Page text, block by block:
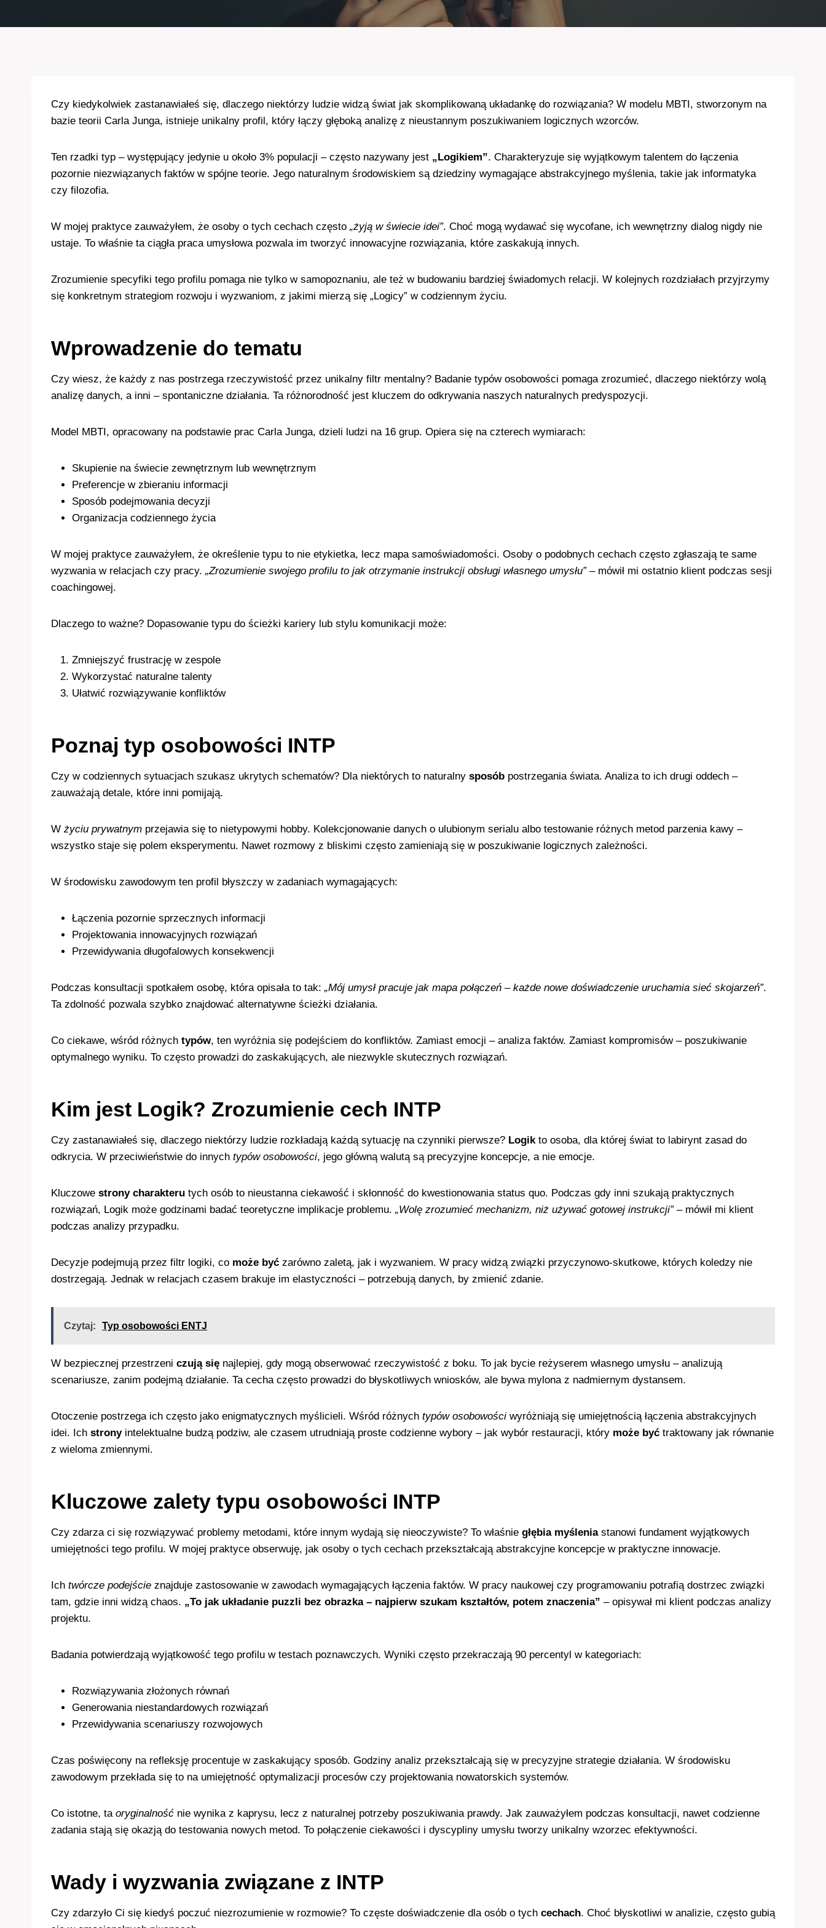
Czy kiedykolwiek zastanawiałeś się, dlaczego niektórzy ludzie widzą świat jak skomplikowaną układankę do rozwiązania? W modelu MBTI, stworzonym na
bazie teorii Carla Junga, istnieje unikalny profil, który łączy głęboką analizę z nieustannym poszukiwaniem logicznych wzorców.
Ten rzadki typ – występujący jedynie u około 3% populacji – często nazywany jest „Logikiem”. Charakteryzuje się wyjątkowym talentem do łączenia
pozornie niezwiązanych faktów w spójne teorie. Jego naturalnym środowiskiem są dziedziny wymagające abstrakcyjnego myślenia, takie jak informatyka
czy filozofia.
W mojej praktyce zauważyłem, że osoby o tych cechach często „żyją w świecie idei”. Choć mogą wydawać się wycofane, ich wewnętrzny dialog nigdy nie
ustaje. To właśnie ta ciągła praca umysłowa pozwala im tworzyć innowacyjne rozwiązania, które zaskakują innych.
Zrozumienie specyfiki tego profilu pomaga nie tylko w samopoznaniu, ale też w budowaniu bardziej świadomych relacji. W kolejnych rozdziałach przyjrzymy
się konkretnym strategiom rozwoju i wyzwaniom, z jakimi mierzą się „Logicy” w codziennym życiu.
Wprowadzenie do tematu
Czy wiesz, że każdy z nas postrzega rzeczywistość przez unikalny filtr mentalny? Badanie typów osobowości pomaga zrozumieć, dlaczego niektórzy wolą
analizę danych, a inni – spontaniczne działania. Ta różnorodność jest kluczem do odkrywania naszych naturalnych predyspozycji.
Model MBTI, opracowany na podstawie prac Carla Junga, dzieli ludzi na 16 grup. Opiera się na czterech wymiarach:
Skupienie na świecie zewnętrznym lub wewnętrznym
Preferencje w zbieraniu informacji
Sposób podejmowania decyzji
Organizacja codziennego życia
W mojej praktyce zauważyłem, że określenie typu to nie etykietka, lecz mapa samoświadomości. Osoby o podobnych cechach często zgłaszają te same
wyzwania w relacjach czy pracy. „Zrozumienie swojego profilu to jak otrzymanie instrukcji obsługi własnego umysłu”– mówił mi ostatnio klient podczas sesji
coachingowej.
Dlaczego to ważne? Dopasowanie typu do ścieżki kariery lub stylu komunikacji może:
Zmniejszyć frustrację w zespole
Wykorzystać naturalne talenty
Ułatwić rozwiązywanie konfliktów
Poznaj typ osobowości INTP
Czy w codziennych sytuacjach szukasz ukrytych schematów? Dla niektórych to naturalny sposób postrzegania świata. Analiza to ich drugi oddech –
zauważają detale, które inni pomijają.
W życiu prywatnym przejawia się to nietypowymi hobby. Kolekcjonowanie danych o ulubionym serialu albo testowanie różnych metod parzenia kawy –
wszystko staje się polem eksperymentu. Nawet rozmowy z bliskimi często zamieniają się w poszukiwanie logicznych zależności.
W środowisku zawodowym ten profil błyszczy w zadaniach wymagających:
Łączenia pozornie sprzecznych informacji
Projektowania innowacyjnych rozwiązań
Przewidywania długofalowych konsekwencji
Podczas konsultacji spotkałem osobę, która opisała to tak: „Mój umysł pracuje jak mapa połączeń – każde nowe doświadczenie uruchamia sieć skojarzeń”.
Ta zdolność pozwala szybko znajdować alternatywne ścieżki działania.
Co ciekawe, wśród różnych typów, ten wyróżnia się podejściem do konfliktów. Zamiast emocji – analiza faktów. Zamiast kompromisów – poszukiwanie
optymalnego wyniku. To często prowadzi do zaskakujących, ale niezwykle skutecznych rozwiązań.
Kim jest Logik? Zrozumienie cech INTP
Czy zastanawiałeś się, dlaczego niektórzy ludzie rozkładają każdą sytuację na czynniki pierwsze? Logikto osoba, dla której świat to labirynt zasad do
odkrycia. W przeciwieństwie do innych typów osobowości, jego główną walutą są precyzyjne koncepcje, a nie emocje.
Kluczowe strony charakteru tych osób to nieustanna ciekawość i skłonność do kwestionowania status quo. Podczas gdy inni szukają praktycznych
rozwiązań, Logik może godzinami badać teoretyczne implikacje problemu. „Wolę zrozumieć mechanizm, niż używać gotowej instrukcji”– mówił mi klient
podczas analizy przypadku.
Decyzje podejmują przez filtr logiki, co może być zarówno zaletą, jak i wyzwaniem. W pracy widzą związki przyczynowo-skutkowe, których koledzy nie
dostrzegają. Jednak w relacjach czasem brakuje im elastyczności – potrzebują danych, by zmienić zdanie.
Czytaj: Typ osobowości ENTJ
W bezpiecznej przestrzeni czują się najlepiej, gdy mogą obserwować rzeczywistość z boku. To jak bycie reżyserem własnego umysłu – analizują
scenariusze, zanim podejmą działanie. Ta cecha często prowadzi do błyskotliwych wniosków, ale bywa mylona z nadmiernym dystansem.
Otoczenie postrzega ich często jako enigmatycznych myślicieli. Wśród różnych typów osobowości wyróżniają się umiejętnością łączenia abstrakcyjnych
idei. Ich stronyintelektualne budzą podziw, ale czasem utrudniają proste codzienne wybory – jak wybór restauracji, który może być traktowany jak równanie
z wieloma zmiennymi.
Kluczowe zalety typu osobowości INTP
Czy zdarza ci się rozwiązywać problemy metodami, które innym wydają się nieoczywiste? To właśnie głębia myśleniastanowi fundament wyjątkowych
umiejętności tego profilu. W mojej praktyce obserwuję, jak osoby o tych cechach przekształcają abstrakcyjne koncepcje w praktyczne innowacje.
Ich twórcze podejście znajduje zastosowanie w zawodach wymagających łączenia faktów. W pracy naukowej czy programowaniu potrafią dostrzec związki
tam, gdzie inni widzą chaos. „To jak układanie puzzli bez obrazka – najpierw szukam kształtów, potem znaczenia” – opisywał mi klient podczas analizy
projektu.
Badania potwierdzają wyjątkowość tego profilu w testach poznawczych. Wyniki często przekraczają 90 percentyl w kategoriach:
Rozwiązywania złożonych równań
Generowania niestandardowych rozwiązań
Przewidywania scenariuszy rozwojowych
Czas poświęcony na refleksję procentuje w zaskakujący sposób. Godziny analiz przekształcają się w precyzyjne strategie działania. W środowisku
zawodowym przekłada się to na umiejętność optymalizacji procesów czy projektowania nowatorskich systemów.
Co istotne, ta oryginalność nie wynika z kaprysu, lecz z naturalnej potrzeby poszukiwania prawdy. Jak zauważyłem podczas konsultacji, nawet codzienne
zadania stają się okazją do testowania nowych metod. To połączenie ciekawości i dyscypliny umysłu tworzy unikalny wzorzec efektywności.
Wady i wyzwania związane z INTP
Czy zdarzyło Ci się kiedyś poczuć niezrozumienie w rozmowie? To częste doświadczenie dla osób o tych cechach. Choć błyskotliwi w analizie, często gubią